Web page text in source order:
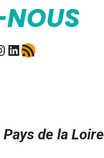
LinkedIn
Flux RSS
de la Loire